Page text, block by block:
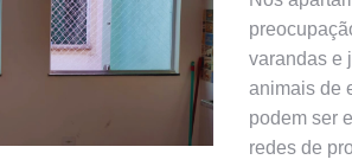
varandas e
animais de
podem ser
redes de